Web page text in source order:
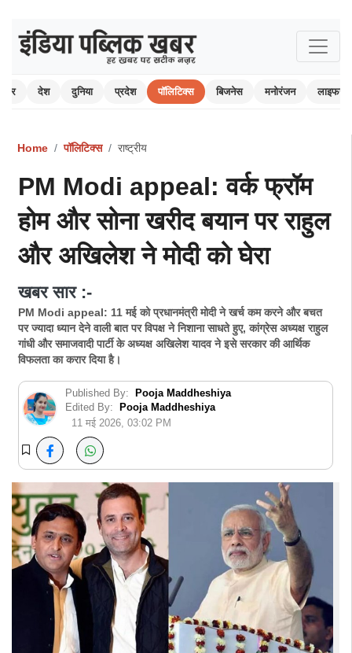
देश दुनिया प्रदेश पॉलिटिक्स बिजनेस मनोरंजन
Home पॉलिटिक्स राष्ट्रीय
PM Modi appeal: वर्क फ्रॉम
होम और सोना खरीद बयान पर राहुल
और अखिलेश ने मोदी को घेरा
खबर सार :-
PM Modi appeal: 11 मई को प्रधानमंत्री मोदी ने खर्च कम करने और बचत
पर ज्यादा ध्यान देने वाली बात पर विपक्ष ने निशाना साधते हुए, कांग्रेस अध्यक्ष राहुल
गांधी और समाजवादी पार्टी के अध्यक्ष अखिलेश यादव ने इसे सरकार की आर्थिक
विफलता का करार दिया है।
Published By:
Pooja Maddheshiya
Edited By:
Pooja Maddheshiya
11 मई 2026, 03:02 PM